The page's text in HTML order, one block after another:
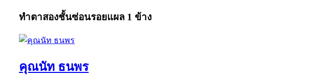
ทำตาสองชั้นซ่อนรอยแผล 1 ข้าง
คุณนัท ธนพร